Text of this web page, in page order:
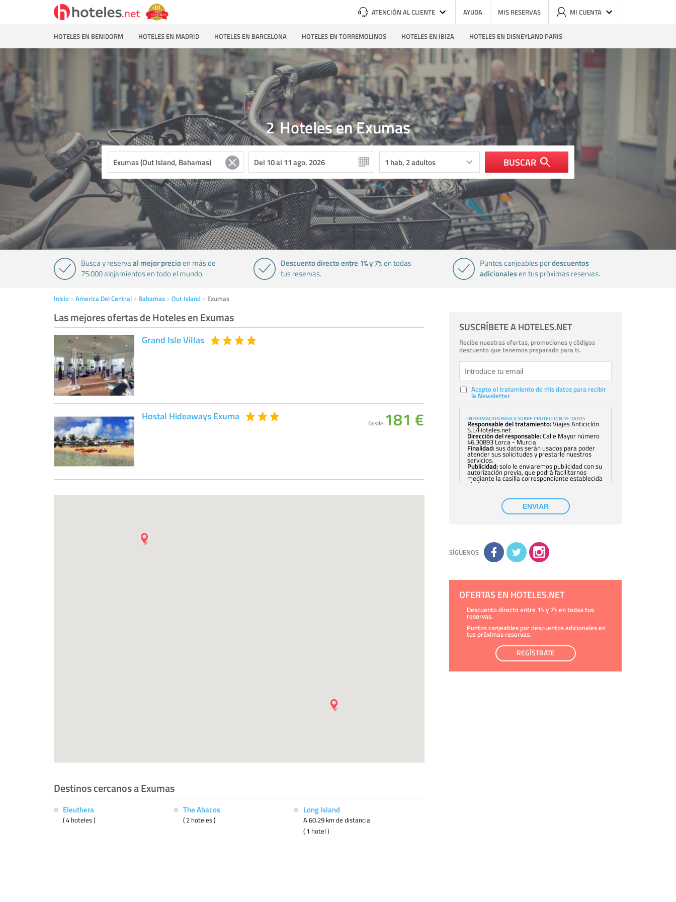
ATENCIÓN AL CLIENTE AYUDA MIS RESERVAS MI CUENTA
HOTELES EN BENIDORM HOTELES EN MADRID HOTELES EN BARCELONA HOTELES EN TORREMOLINOS HOTELES EN IBIZA HOTELES EN DISNEYLAND PARIS
Hoteles en Exumas
2
BUSCAR
Busca y reservaal mejor precioen más de
75.000 alojamientos en todo el mundo.
Descuento directo entre 1% y 7%en todas
tus reservas.
Puntos canjeables pordescuentos
adicionalesen tus próximas reservas.
Inicio America Del Central Bahamas Out Island Exumas
Las mejores ofertas de Hoteles en Exumas
Grand Isle Villas
Hostal Hideaways Exuma
Desde 181 €
Destinos cercanos a Exumas
Eleuthera
( 4 hoteles )
The Abacos
( 2 hoteles )
Long Island
A 60.29 km de distancia
( 1 hotel )
SUSCRÍBETE A HOTELES.NET
Recibe nuestras ofertas, promociones y códigos
descuento que tenemos preparado para ti.
Acepto el tratamiento de mis datos para recibir
la Newsletter
INFORMACIÓN BÁSICA SOBRE PROTECCIÓN DE DATOS
Responsable del tratamiento:Viajes Anticiclón
S.L/Hoteles.net
Dirección del responsable:Calle Mayor número
46,30893 Lorca - Murcia
Finalidad:sus datos serán usados para poder
atender sus solicitudes y prestarle nuestros
servicios.
Publicidad:solo le enviaremos publicidad con su
autorización previa, que podrá facilitarnos
mediante la casilla correspondiente establecida
al efecto.
con su consentimiento previo, que podrá
facilitarnos mediante la casilla correspondiente
establecida al efecto.
Destinatarios:con carácter general, sólo el
Derechos:tiene derecho a saber qué
información tenemos sobre usted, corregirla y
eliminarla, tal y como se explica en la
información adicional disponible en nuestra
la información adicional y detallada sobre cómo
ENVIAR
SÍGUENOS
OFERTAS EN HOTELES.NET
Descuento directo entre 1% y 7% en todas tus
reservas.
Puntos canjeables por descuentos adicionales en
tus próximas reservas.
REGÍSTRATE